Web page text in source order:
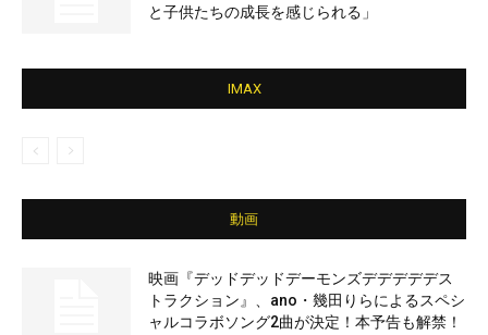
と子供たちの成長を感じられる」
IMAX
動画
映画『デッドデッドデーモンズデデデデデス
トラクション』、ano・幾田りらによるスペシ
ャルコラボソング2曲が決定！本予告も解禁！